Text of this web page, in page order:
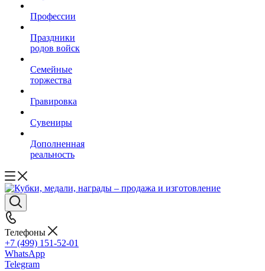
Профессии
Праздники
родов войск
Семейные
торжества
Гравировка
Сувениры
Дополненная
реальность
Телефоны
+7 (499) 151-52-01
WhatsApp
Telegram